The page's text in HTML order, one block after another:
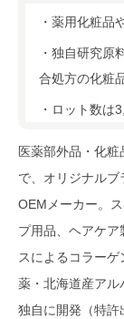
・薬用化粧品
・独自研究原
合処方の化粧
・ロット数は
医薬部外品・化
で、オリジナル
OEMメーカー。
プ用品、ヘアケ
スによるコラー
薬・北海道産アル
独自に開発（特許